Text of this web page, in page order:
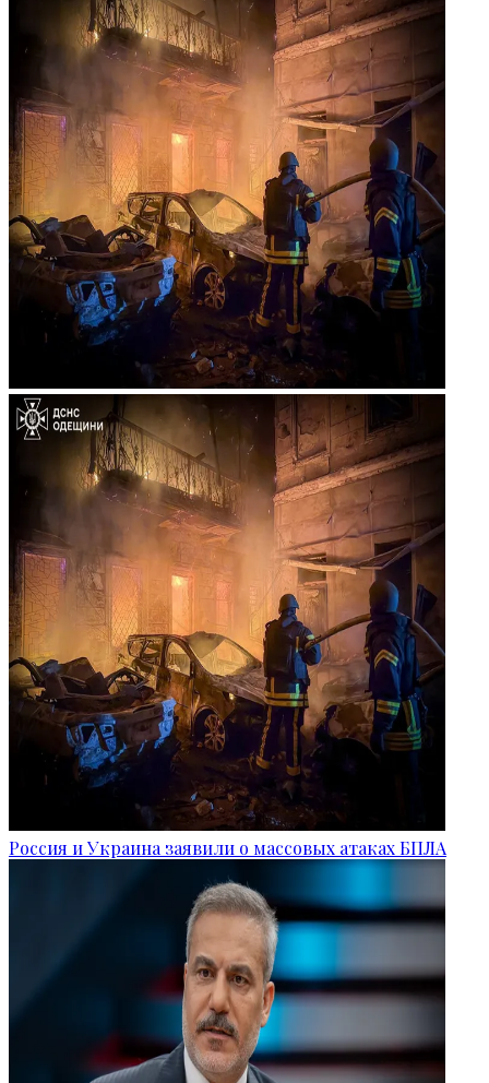
Россия и Украина заявили о массовых атаках БПЛА